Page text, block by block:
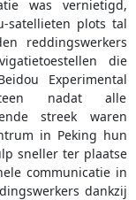
was vernietigd,
satellieten plots tal
reddingswerkers
die
Experimental
nadat alle
streek waren
in Peking hun
sneller ter plaatse
communicatie in
dankzij